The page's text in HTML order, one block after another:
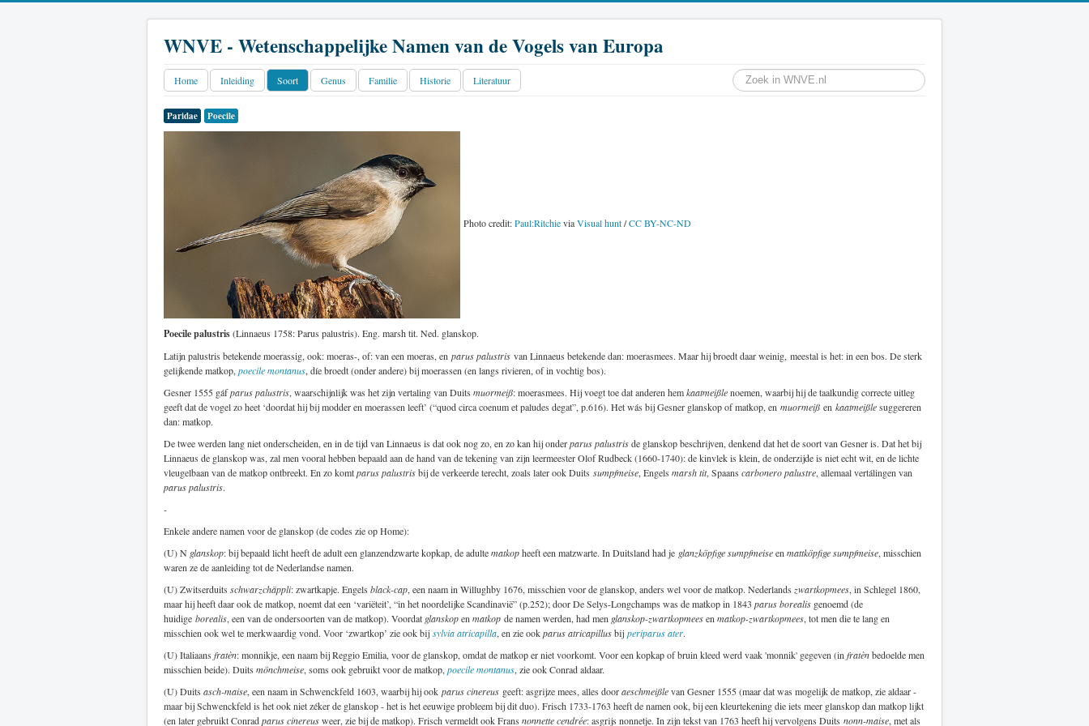
WNVE - Wetenschappelijke Namen van de Vogels van Europa
Home Inleiding Soort Genus Familie Historie Literatuur
Paridae Poecile
Photo credit:Paul:RitchieviaVisual hunt/CC BY-NC-ND
Poecile palustris(Linnaeus 1758: Parus palustris). Eng. marsh tit. Ned. glanskop.
Latijn palustris betekende moerassig, ook: moeras-, of: van een moeras, en parus palustris van Linnaeus betekende dan: moerasmees. Maar hij broedt daar weinig, meestal is het: in een bos. De sterk
gelijkende matkop, poecile montanus, díe broedt (onder andere) bij moerassen (en langs rivieren, of in vochtig bos).
Gesner 1555 gáfparus palustris, waarschijnlijk was het zijn vertaling van Duits muormeiß: moerasmees. Hij voegt toe dat anderen hemkaatmeißlenoemen, waarbij hij de taalkundig correcte uitleg
geeft dat de vogel zo heet ‘doordat hij bij modder en moerassen leeft’ (“quod circa coenum et paludes degat”, p.616). Het wás bij Gesner glanskop of matkop, en muormeiß en kaatmeißlesuggereren
dan: matkop.
De twee werden lang niet onderscheiden, en in de tijd van Linnaeus is dat ook nog zo, en zo kan hij onderparus palustrisde glanskop beschrijven, denkend dat het de soort van Gesner is. Dat het bij
Linnaeus de glanskop was, zal men vooral hebben bepaald aan de hand van de tekening van zijn leermeester Olof Rudbeck (1660-1740): de kinvlek is klein, de onderzijde is niet echt wit, en de lichte
vleugelbaan van de matkop ontbreekt. En zo komtparus palustrisbij de verkeerde terecht, zoals later ook Duits sumpfmeise, Engels marsh tit, Spaans carbonero palustre, allemaal vertálingen van
parus palustris.
-
Enkele andere namen voor de glanskop (de codes zie op Home):
(U) N glanskop: bij bepaald licht heeft de adult een glanzendzwarte kopkap, de adultematkopheeft een matzwarte. In Duitsland had je glanzköpfige sumpfmeiseen mattköpfige sumpfmeise, misschien
waren ze de aanleiding tot de Nederlandse namen.
(U) Zwitserduits schwarzchäppli: zwartkapje. Engels black-cap, een naam in Willughby 1676, misschien voor de glanskop, anders wel voor de matkop. Nederlands zwartkopmees, in Schlegel 1860,
maar hij heeft daar ook de matkop, noemt dat een ‘variëteit’, “in het noordelijke Scandinavië” (p.252); door De Selys-Longchamps was de matkop in 1843 parus borealis genoemd (de
huidige borealis, een van de ondersoorten van de matkop). Voordat glanskopen matkop de namen werden, had men glanskop-zwartkopmeesen matkop-zwartkopmees, tot men die te lang en
misschien ook wel te merkwaardig vond. Voor ‘zwartkop’ zie ook bij sylvia atricapilla, en zie ookparus atricapillusbij periparus ater.
(U) Italiaans fratèn: monnikje, een naam bij Reggio Emilia, voor de glanskop, omdat de matkop er niet voorkomt. Voor een kopkap of bruin kleed werd vaak 'monnik' gegeven (in fratènbedoelde men
misschien beide). Duits mönchmeise, soms ook gebruikt voor de matkop, poecile montanus, zie ook Conrad aldaar.
(U) Duits asch-maise, een naam in Schwenckfeld 1603, waarbij hij ook parus cinereus geeft: asgrijze mees, alles dooraeschmeißlevan Gesner 1555 (maar dat was mogelijk de matkop, zie aldaar -
maar bij Schwenckfeld is het ook niet zéker de glanskop - het is het eeuwige probleem bij dit duo). Frisch 1733-1763 heeft de namen ook, bij een kleurtekening die iets meer glanskop dan matkop lijkt
(en later gebruikt Conradparus cinereusweer, zie bij de matkop). Frisch vermeldt ook Frans nonnette cendrée: asgrijs nonnetje. In zijn tekst van 1763 heeft hij vervolgens Duits nonn-maise, met als